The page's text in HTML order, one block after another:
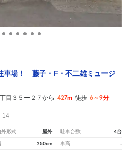
車場！ 藤子・F・不二雄ミュージ
目３５ー２７から 427m 徒歩 6～9分
14
外形式 屋外 駐車台数 4台
250cm 車高 -